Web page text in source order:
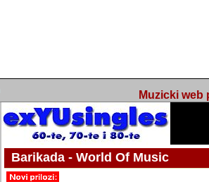
Muzicki web
Barikada - World Of Music